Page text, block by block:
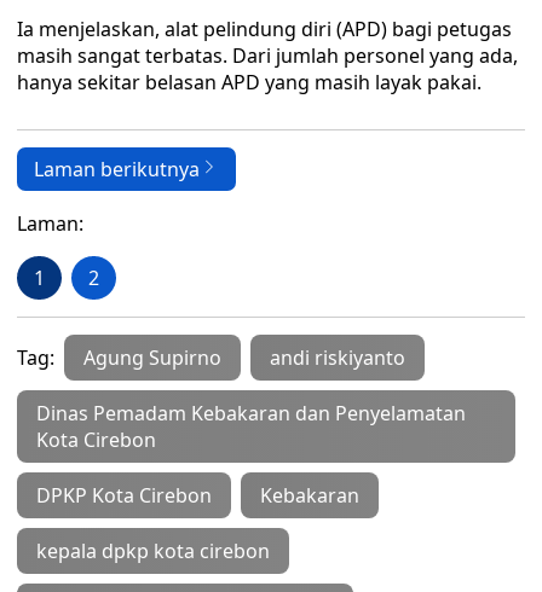
Ia menjelaskan, alat pelindung diri (APD) bagi petugas
masih sangat terbatas. Dari jumlah personel yang ada,
hanya sekitar belasan APD yang masih layak pakai.
Laman berikutnya
Laman:
1 2
Tag: Agung Supirno andi riskiyanto
Dinas Pemadam Kebakaran dan Penyelamatan
Kota Cirebon
DPKP Kota Cirebon Kebakaran
kepala dpkp kota cirebon